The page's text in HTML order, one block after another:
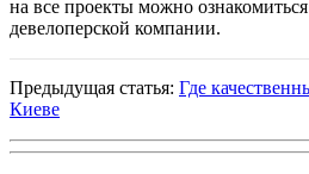
на все проекты можно
девелоперской компании.
Предыдущая статья: Где
Киеве